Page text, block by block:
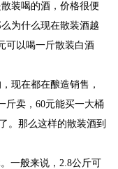
装喝的酒，价格很便
为什么现在散装酒越
可以喝一斤散装白酒
现在都在酿造销售，
斤卖，60元能买一大桶
。那么这样的散装酒到
一般来说，2.8公斤可